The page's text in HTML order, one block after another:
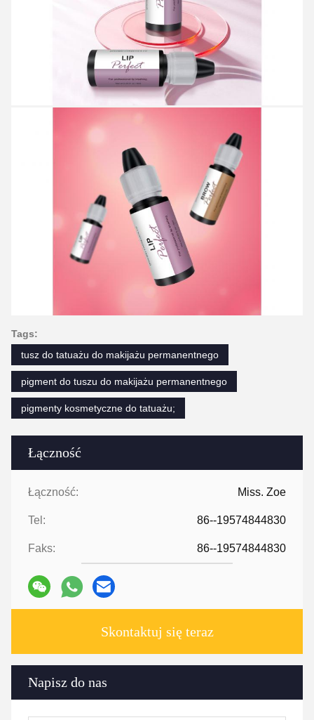
Łączność
Łączność: Miss. Zoe
Tel: 86--19574844830
Faks: 86--19574844830
Skontaktuj się teraz
Napisz do nas
Tags:
tusz do tatuażu do makijażu permanentnego
pigment do tuszu do makijażu permanentnego
pigmenty kosmetyczne do tatuażu;